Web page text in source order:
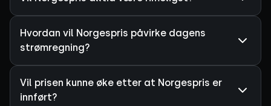
Hvordan vil Norgespris påvirke dagens
strømregning?
Vil prisen kunne øke etter at Norgespris er
innført?